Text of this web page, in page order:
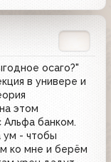
осаго?"
в универе и
этом
банком.
ум - чтобы
ко мне и берём